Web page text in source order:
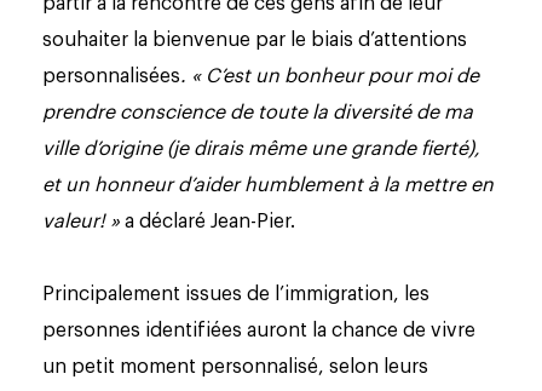
souhaiter la bienvenue par le biais d’attentions
personnalisées. « C’est un bonheur pour moi de
prendre conscience de toute la diversité de ma
ville d’origine (je dirais même une grande fierté),
et un honneur d’aider humblement à la mettre en
valeur! » a déclaré Jean-Pier.
Principalement issues de l’immigration, les
personnes identifiées auront la chance de vivre
un petit moment personnalisé, selon leurs